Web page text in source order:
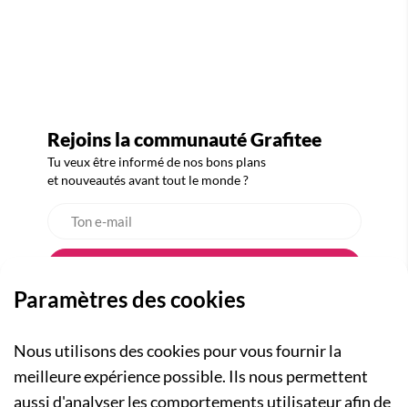
Rejoins la communauté Grafitee
Tu veux être informé de nos bons plans
et nouveautés avant tout le monde ?
Paramètres des cookies
Nous utilisons des cookies pour vous fournir la
meilleure expérience possible. Ils nous permettent
aussi d'analyser les comportements utilisateur afin de